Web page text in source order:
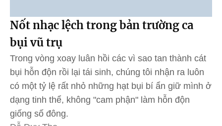
Nốt nhạc lệch trong bản trường ca
bụi vũ trụ
Trong vòng xoay luân hồi các vì sao tan thành cát
bụi hỗn độn rồi lại tái sinh, chúng tôi nhận ra luôn
có một tỷ lệ rất nhỏ những hạt bụi bí ẩn giữ mình ở
dạng tinh thể, không "cam phận" làm hỗn độn
giống số đông.